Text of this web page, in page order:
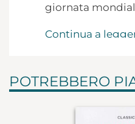
giornata
Continua a
POTREBBERO